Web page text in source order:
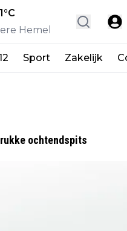
°C
Hemel
Sport Zakelijk
ochtendspits